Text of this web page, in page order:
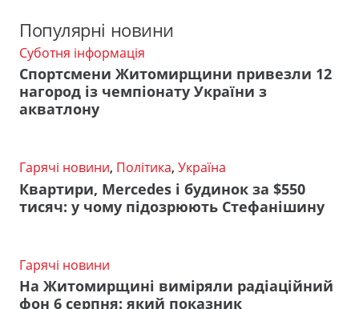
Популярні новини
Суботня інформація
Спортсмени Житомирщини привезли 12
нагород із чемпіонату України з
акватлону
Гарячі новини, Політика, Україна
Квартири, Mercedes і будинок за $550
тисяч: у чому підозрюють Стефанішину
Гарячі новини
На Житомирщині виміряли радіаційний
фон 6 серпня: який показник